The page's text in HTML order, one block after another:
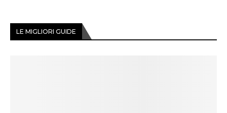
LE MIGLIORI GUIDE